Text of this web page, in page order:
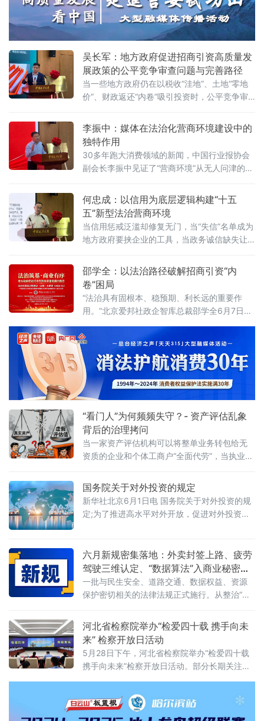
法大学法治化营商环境建设与数字金融研究中
心揭牌仪式既同期举办的“法治筑基、商业有序
——地方政府促进招商引资和高质量发展路
吴长军：地方政府促进招商引资高质量发
展政策的公平竞争审查问题与完善路径
当一些地方政府仍在以税收“洼地”、土地“零地
价”、财政返还“内卷”吸引投资时，公平竞争审
例》施行近两年来，为何部分地区仍屡屡出
现“超国民待遇”补贴、隐性地方保护、跨区域恶
性竞争？北京物资学院法学院院长吴长军6月7
日在中国政法大学法治化营商环境建设与数字
金融研究中心揭牌仪式既同期举办的“法治筑
李振中：媒体在法治化营商环境建设中的
独特作用
30多年跑大消费领域的新闻，中国行业报协会
副会长李振中见证了“营商环境”从无人问津的模
国政法大学法治化营商环境建设与数字金融研
究中心揭牌仪式既同期举办的“法治筑基、商业
有序——地方政府促进招商引资和高质量发展
路径”法治化营商环境建设（公益）大讲堂2026
首期活动上，李振中以媒体人视角直言：法治
何忠成：以信用为底层逻辑构建“十五
五”新型法治营商环境
当信用惩戒泛滥却修复无门，当“失信”名单成为
地方政府要挟企业的工具，当政务诚信缺失让
环境，还是在异化为另一种权力寻租？上海大
学法学院企业法治与创新发展研究中心主任何
忠成6月7日在中国政法大学法治化营商环境建
设与数字金融研究中心揭牌仪式既同期举办
的“法治筑基、商业有序——地方政府促进招商
引资和高质量发展路径”法治化营商环境建设
（公益）大
邵学全：以法治路径破解招商引资“内
卷”困局
“法治具有固根本、稳预期、利长远的重要作
用。”北京爱邦社政企智库总裁邵学全6月7日在
研究中心揭牌仪式既同期举办的“法治筑基、商
业有序——地方政府促进招商引资和高质量发
展路径”法治化营商环境建设（公益）大讲堂
2026首期活动上发表书面发言，为地方政府招
商引资高质量发展提出五条法治路径。他指
出，推动高质量发展离不开法治的支撑和保
障，地方政
“看门人”为何频频失守？- 资产评估乱象
背后的治理拷问
当一家资产评估机构可以将整单业务转包给无
资质的企业和个体工商户“全面代劳”，当执业人
重要评估参数可以随意调整、评估依据可以凭
空缺失——这张资本市场“看门人”的名片，还剩
下几分信度？上述场景并非危言耸听。近日，
财政部公布的2025年度资产评估行业联合检查
评估机构、12名
国务院关于对外投资的规定
新华社北京6月1日电 国务院关于对外投资的规
定;为了推进高水平对外开放，促进对外投资高
全、发展利益，根据《中华人民共和国对外关
系法》、《中华人民共和国对外贸易法》等法
律，制定本规定。第二条&emsp;中华人民共和
国境内（以下简称中国境内）投资者对外投
六月新规密集落地：外卖封签上路、疲劳
驾驶三维认定、“数据算法”入商业秘密保
护范围
一批与民生安全、道路交通、数据权益、资源
保护密切相关的法律法规正式施行。从整治“幽
维判定到“开门杀”责任明确，从商业秘密保护扩
围到城乡供水统筹管理——多项新规聚焦社会
关切，织密权益保障网，守护公众日常生活。
网络餐饮全链条严管：外卖必须“封口”，商家必
须“亮证”《网络餐饮服务经营者落实食品安全主
河北省检察院举办“检爱四十载 携手向未
来” 检察开放日活动
5月28日下午，河北省检察院举办“检爱四十载
携手向未来”检察开放日活动。部分长期关注未
政协委员、人民监督员以及石家庄市第二中学
师生、家长代表等50余人应邀走进省检察院，
直观了解检察工作，共同交流未成年人保护举